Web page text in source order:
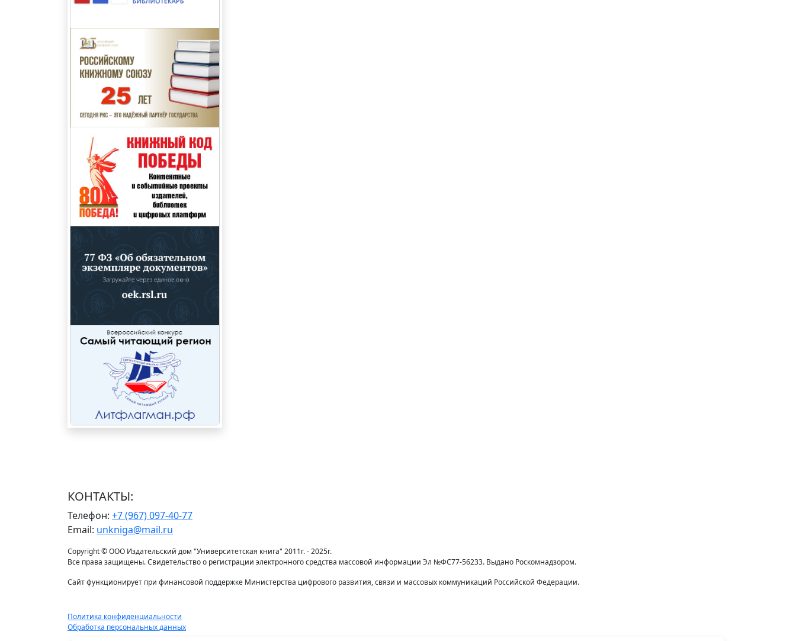
КОНТАКТЫ:
Телефон: +7 (967) 097-40-77
Email: unkniga@mail.ru
Copyright © ООО Издательский дом "Университетская книга" 2011г. - 2025г.
Все права защищены. Свидетельство о регистрации электронного средства массовой информации Эл №ФС77-56233. Выдано Роскомнадзором.
Сайт функционирует при финансовой поддержке Министерства цифрового развития, связи и массовых коммуникаций Российской Федерации.
Политика конфиденциальности
Обработка персональных данных